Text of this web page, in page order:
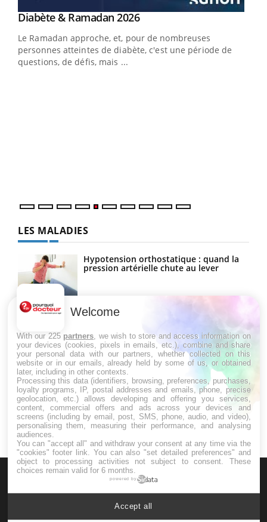
Youtube
Diabète & Ramadan 2026Youtube
Le Ramadan approche, et, pour de nombreuses
personnes atteintes de diabète, c'est une période de
questions, de défis, mais ...
LES MALADIES
Hypotension orthostatique : quand la
pression artérielle chute au lever
Drépanocytose : une déformation des
Maladie de Charcot (Sclérose latérale
amyotrophique)
Welcome
With our 225 partners , we wish to store and access information on
your devices (cookies, pixels in emails, etc.), combine and share
your personal data with our partners, whether collected on this
website or in our emails, already held by some of us, or obtained
later, including in other contexts.
Processing this data (identifiers, browsing, preferences, purchases,
loyalty programs, IP, postal addresses and emails, phone, precise
geolocation, etc.) allows developing and offering you services,
content, commercial offers and ads across your devices and
screens (including by email, post, SMS, phone, audio, and video),
personalising them, measuring their performance, and analysing
audiences.
You can "accept all" and withdraw your consent at any time via the
"cookies" footer link . You can also "set detailed preferences" and
object to processing activities not subject to consent. These
choices remain valid for 6 months.
powered by
Accept all